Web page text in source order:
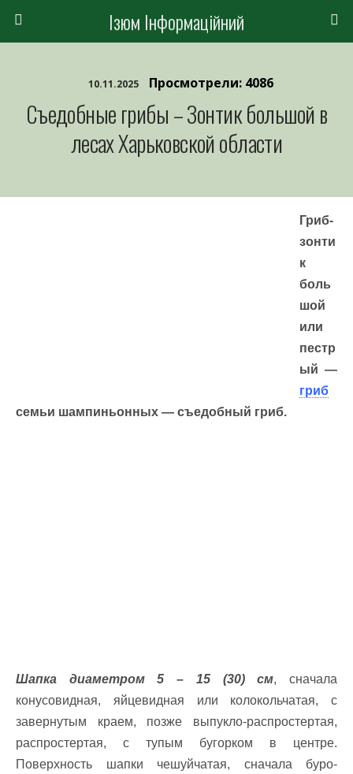
Ізюм Інформаційний
10.11.2025 Просмотрели: 4086
Съедобные грибы – Зонтик большой в
лесах Харьковской области
Гриб-
зонти
к
боль
шой
или
пестр
ый —
гриб
семьи шампиньонных — съедобный гриб.
Шапка диаметром 5 – 15 (30) см, сначала
конусовидная, яйцевидная или колокольчатая, с
завернутым краем, позже выпукло-распростертая,
распростертая, с тупым бугорком в центре.
Поверхность шапки чешуйчатая, сначала буро-